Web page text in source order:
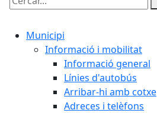
Cercar:
Municipi
Informació i mobilitat
Informació general
Línies d'autobús
Arribar-hi amb cotxe
Adreces i telèfons